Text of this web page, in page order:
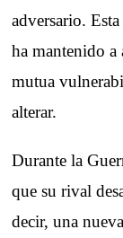
adversario.
ha mantenido a
mutua
alterar.
Durante la
que su rival
decir, una